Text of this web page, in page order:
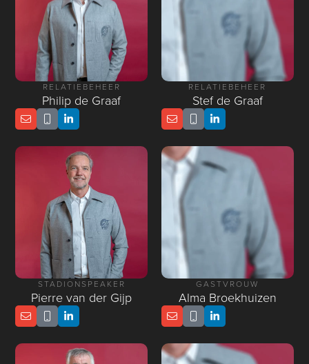
RELATIEBEHEER
Philip de Graaf
RELATIEBEHEER
Stef de Graaf
STADIONSPEAKER
Pierre van der Gijp
GASTVROUW
Alma Broekhuizen